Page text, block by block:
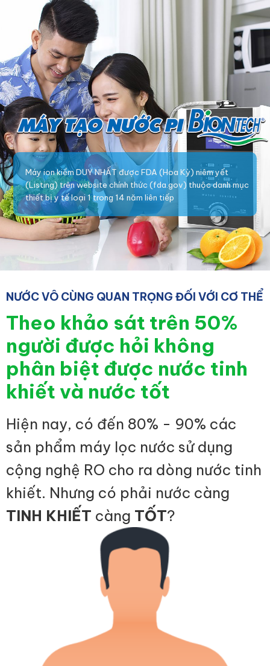
Máy ion kiềm DUY NHẤT được FDA (Hoa Kỳ) niêm yết
(Listing) trên website chính thức (fda.gov) thuộc danh mục
thiết bị y tế loại 1 trong 14 năm liên tiếp
NƯỚC VÔ CÙNG QUAN TRỌNG ĐỐI VỚI CƠ THỂ
Theo khảo sát trên 50%
người được hỏi không
phân biệt được nước tinh
khiết và nước tốt
Hiện nay, có đến 80% - 90% các
sản phẩm máy lọc nước sử dụng
cộng nghệ RO cho ra dòng nước tinh
khiết. Nhưng có phải nước càng
TINH KHIẾT càng TỐT?